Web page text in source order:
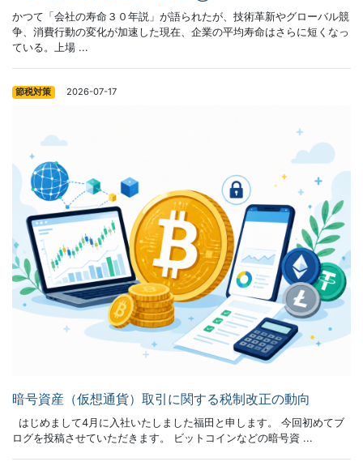
かつて「会社の寿命３０年説」が語られたが、技術革新やグローバル競
争、消費行動の変化が加速した現在、企業の平均寿命はさらに短くなっ
ている。上場 ...
節税対策 2026-07-17
暗号資産（仮想通貨）取引に関する税制改正の動向
はじめまして4月に入社いたしました福田と申します。 今回初めてブ
ログを投稿させていただきます。 ビットコインなどの暗号資 ...